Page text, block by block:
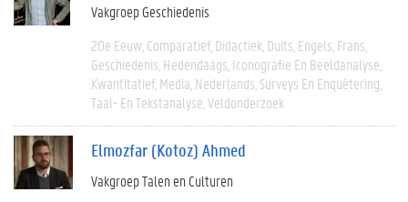
Vakgroep Geschiedenis
20e Eeuw Comparatief Didactiek Duits Engels Frans
Geschiedenis Hedendaags Iconografie En Beeldanalyse
Kwantitatief Media Nederlands Surveys En Enquêtering
Taal- En Tekstanalyse Veldonderzoek
Elmozfar (Kotoz) Ahmed
Vakgroep Talen en Culturen